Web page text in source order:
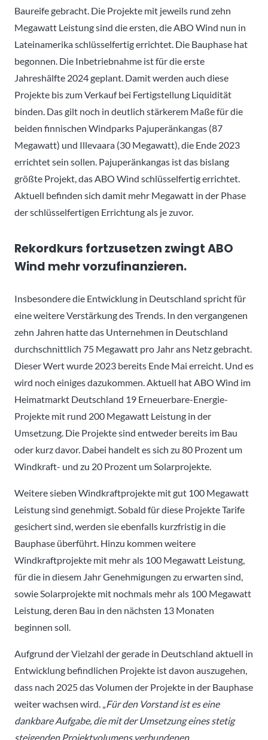
Baureife gebracht. Die Projekte mit jeweils rund zehn
Megawatt Leistung sind die ersten, die ABO Wind nun in
Lateinamerika schlüsselfertig errichtet. Die Bauphase hat
begonnen. Die Inbetriebnahme ist für die erste
Jahreshälfte 2024 geplant. Damit werden auch diese
Projekte bis zum Verkauf bei Fertigstellung Liquidität
binden. Das gilt noch in deutlich stärkerem Maße für die
beiden finnischen Windparks Pajuperänkangas (87
Megawatt) und Illevaara (30 Megawatt), die Ende 2023
errichtet sein sollen. Pajuperänkangas ist das bislang
größte Projekt, das ABO Wind schlüsselfertig errichtet.
Aktuell befinden sich damit mehr Megawatt in der Phase
der schlüsselfertigen Errichtung als je zuvor.
Rekordkurs fortzusetzen zwingt ABO
Wind mehr vorzufinanzieren.
Insbesondere die Entwicklung in Deutschland spricht für
eine weitere Verstärkung des Trends. In den vergangenen
zehn Jahren hatte das Unternehmen in Deutschland
durchschnittlich 75 Megawatt pro Jahr ans Netz gebracht.
Dieser Wert wurde 2023 bereits Ende Mai erreicht. Und es
wird noch einiges dazukommen. Aktuell hat ABO Wind im
Heimatmarkt Deutschland 19 Erneuerbare-Energie-
Projekte mit rund 200 Megawatt Leistung in der
Umsetzung. Die Projekte sind entweder bereits im Bau
oder kurz davor. Dabei handelt es sich zu 80 Prozent um
Windkraft- und zu 20 Prozent um Solarprojekte.
Weitere sieben Windkraftprojekte mit gut 100 Megawatt
Leistung sind genehmigt. Sobald für diese Projekte Tarife
gesichert sind, werden sie ebenfalls kurzfristig in die
Bauphase überführt. Hinzu kommen weitere
Windkraftprojekte mit mehr als 100 Megawatt Leistung,
für die in diesem Jahr Genehmigungen zu erwarten sind,
sowie Solarprojekte mit nochmals mehr als 100 Megawatt
Leistung, deren Bau in den nächsten 13 Monaten
beginnen soll.
Aufgrund der Vielzahl der gerade in Deutschland aktuell in
Entwicklung befindlichen Projekte ist davon auszugehen,
dass nach 2025 das Volumen der Projekte in der Bauphase
weiter wachsen wird. „Für den Vorstand ist es eine
dankbare Aufgabe, die mit der Umsetzung eines stetig
steigenden Projektvolumens verbundenen